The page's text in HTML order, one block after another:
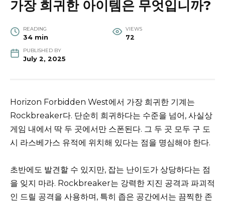
가장 희귀한 아이템은 무엇입니까?
READING
34 min
VIEWS
72
PUBLISHED BY
July 2, 2025
Horizon Forbidden West에서 가장 희귀한 기계는
Rockbreaker다. 단순히 희귀하다는 수준을 넘어, 사실상
게임 내에서 딱 두 곳에서만 스폰된다. 그 두 곳 모두 구 도
시 라스베가스 유적에 위치해 있다는 점을 명심해야 한다.
초반에도 발견할 수 있지만, 잡는 난이도가 상당하다는 점
을 잊지 마라. Rockbreaker는 강력한 지진 공격과 파괴적
인 드릴 공격을 사용하며, 특히 좁은 공간에서는 끔찍한 존